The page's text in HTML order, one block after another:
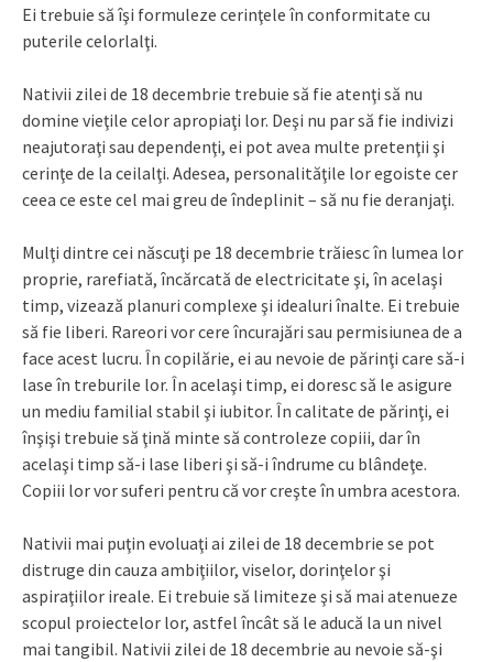
Ei trebuie să îşi formuleze cerinţele în conformitate cu
puterile celorlalţi.
Nativii zilei de 18 decembrie trebuie să fie atenţi să nu
domine vieţile celor apropiaţi lor. Deşi nu par să fie indivizi
neajutoraţi sau dependenţi, ei pot avea multe pretenţii şi
cerinţe de la ceilalţi. Adesea, personalităţile lor egoiste cer
ceea ce este cel mai greu de îndeplinit – să nu fie deranjaţi.
Mulţi dintre cei născuţi pe 18 decembrie trăiesc în lumea lor
proprie, rarefiată, încărcată de electricitate şi, în acelaşi
timp, vizează planuri complexe şi idealuri înalte. Ei trebuie
să fie liberi. Rareori vor cere încurajări sau permisiunea de a
face acest lucru. În copilărie, ei au nevoie de părinţi care să-i
lase în treburile lor. În acelaşi timp, ei doresc să le asigure
un mediu familial stabil şi iubitor. În calitate de părinţi, ei
înşişi trebuie să ţină minte să controleze copiii, dar în
acelaşi timp să-i lase liberi şi să-i îndrume cu blândeţe.
Copiii lor vor suferi pentru că vor creşte în umbra acestora.
Nativii mai puţin evoluaţi ai zilei de 18 decembrie se pot
distruge din cauza ambiţiilor, viselor, dorinţelor şi
aspiraţiilor ireale. Ei trebuie să limiteze şi să mai atenueze
scopul proiectelor lor, astfel încât să le aducă la un nivel
mai tangibil. Nativii zilei de 18 decembrie au nevoie să-şi